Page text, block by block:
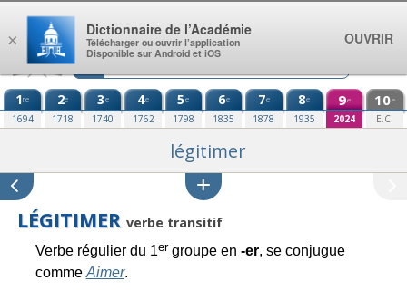
Aller au contenu
1re
1694
2e
1718
3e
1740
4e
1762
5e
1798
6e
1835
7e
1878
8e
1935
9e
2024
10e
E.C.
légitimer
LÉGITIMER verbe transitif
Verbe régulier du 1ergroupe en -er, se conjugue
comme Aimer.
×
Dictionnaire de l’Académie
Télécharger ou ouvrir l’application
Disponible sur Android et iOS
OUVRIR